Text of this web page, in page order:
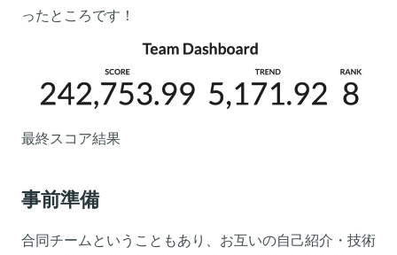
ったところです！
最終スコア結果
事前準備
合同チームということもあり、お互いの自己紹介・技術